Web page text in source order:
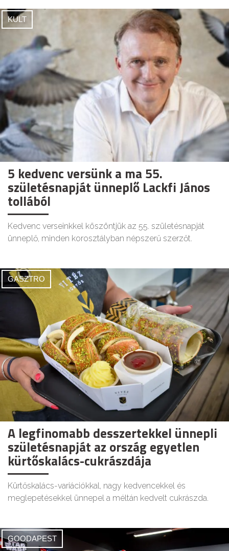
KULT
5 kedvenc versünk a ma 55.
születésnapját ünneplő Lackfi János
tollából
Kedvenc verseinkkel köszöntjük az 55. születésnapját
ünneplő, minden korosztályban népszerű szerzőt.
GASZTRO
A legfinomabb desszertekkel ünnepli
születésnapját az ország egyetlen
kürtőskalács-cukrászdája
Kürtőskalács-variációkkal, nagy kedvencekkel és
meglepetésekkel ünnepel a méltán kedvelt cukrászda.
GOODAPEST